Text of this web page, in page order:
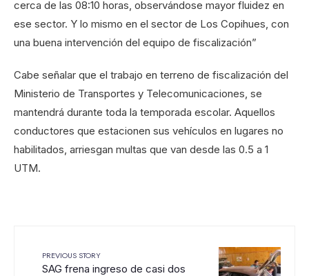
cerca de las 08:10 horas, observándose mayor fluidez en
ese sector. Y lo mismo en el sector de Los Copihues, con
una buena intervención del equipo de fiscalización”
Cabe señalar que el trabajo en terreno de fiscalización del
Ministerio de Transportes y Telecomunicaciones, se
mantendrá durante toda la temporada escolar. Aquellos
conductores que estacionen sus vehículos en lugares no
habilitados, arriesgan multas que van desde las 0.5 a 1
UTM.
PREVIOUS STORY
SAG frena ingreso de casi dos